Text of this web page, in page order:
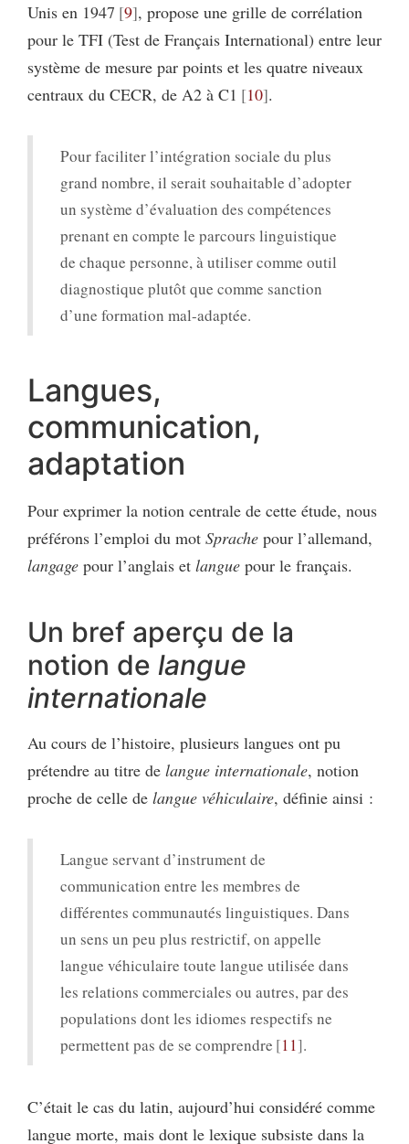
Unis en 1947 9 , propose une grille de corrélation
pour le TFI (Test de Français International) entre leur
système de mesure par points et les quatre niveaux
centraux du CECR, de A2 à C1 10 .
Pour faciliter l’intégration sociale du plus
grand nombre, il serait souhaitable d’adopter
un système d’évaluation des compétences
prenant en compte le parcours linguistique
de chaque personne, à utiliser comme outil
diagnostique plutôt que comme sanction
d’une formation mal-adaptée.
Langues,
communication,
adaptation
Pour exprimer la notion centrale de cette étude, nous
préférons l’emploi du mot Sprache pour l’allemand,
langage pour l’anglais et langue pour le français.
Un bref aperçu de la
notion de langue
internationale
Au cours de l’histoire, plusieurs langues ont pu
prétendre au titre de langue internationale, notion
proche de celle de langue véhiculaire, définie ainsi :
Langue servant d’instrument de
communication entre les membres de
différentes communautés linguistiques. Dans
un sens un peu plus restrictif, on appelle
langue véhiculaire toute langue utilisée dans
les relations commerciales ou autres, par des
populations dont les idiomes respectifs ne
permettent pas de se comprendre 11 .
C’était le cas du latin, aujourd’hui considéré comme
langue morte, mais dont le lexique subsiste dans la